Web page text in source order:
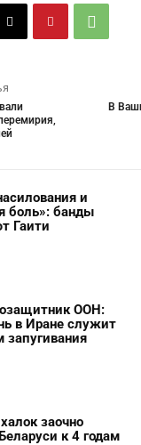
В
и
боль»: банды
Гаити
ООН:
в Иране служит
запугивания
заочно
к 4 годам